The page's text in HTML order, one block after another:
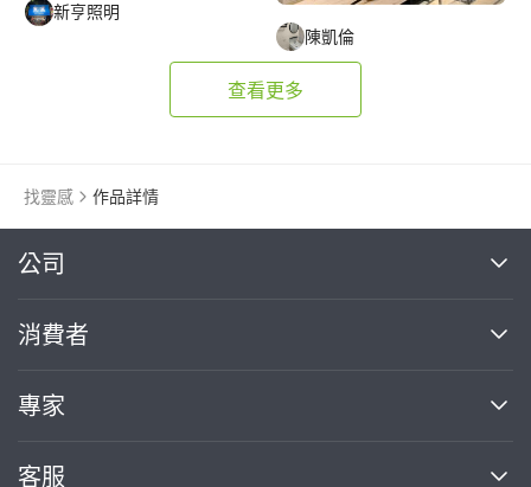
新亨照明
陳凱倫
查看更多
找靈感 作品詳情
公司
關於我們
部落格
加入我們
消費者
買服務
專家
案件中心
客服
繼續完成